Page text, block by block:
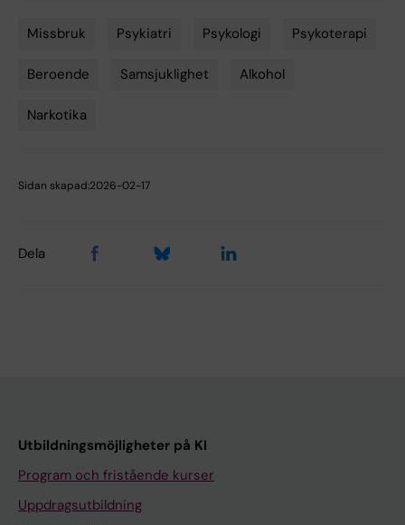
Missbruk Psykiatri Psykologi Psykoterapi
Beroende Samsjuklighet Alkohol
Narkotika
Sidan skapad:2026-02-17
Dela
Utbildningsmöjligheter på KI
Program och fristående kurser
Uppdragsutbildning